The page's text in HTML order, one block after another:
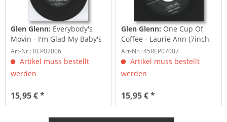
Glen Glenn: Everybody's
Movin - I'm Glad My Baby's
Gone...
Art-Nr.: REP07006
Artikel muss bestellt
werden
15,95 € *
Glen Glenn: One Cup Of
Coffee - Laurie Ann (7inch,
45rpm)
Art-Nr.: 45REP07007
Artikel muss bestellt
werden
15,95 € *